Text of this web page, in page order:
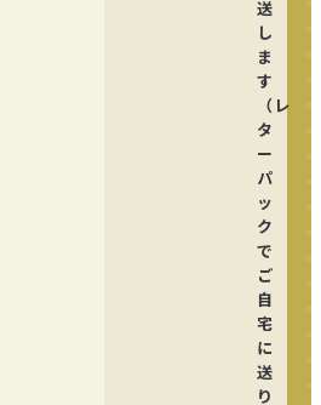
送
し
ま
す
（レ
タ
ー
パ
ッ
ク
で
ご
自
宅
に
送
り